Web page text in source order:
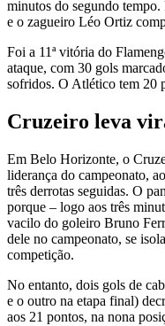
minutos do segundo
e o zagueiro Léo Ortiz
Foi a 11ª vitória do
ataque, com 30 gols
sofridos. O Atlético tem 20
Cruzeiro leva
Em Belo Horizonte, o
liderança do campeonato,
três derrotas seguidas. O
porque – logo aos três
vacilo do goleiro Bruno
dele no campeonato, se
competição.
No entanto, dois gols de
e o outro na etapa final)
aos 21 pontos, na nona